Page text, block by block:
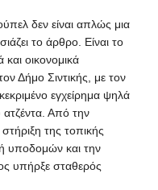
δεν είναι απλώς μια
το άρθρο. Είναι το
και οικονομικά
Δήμο Σιντικής, με τον
εγχείρημα ψηλά
ατζέντα. Από την
της τοπικής
υποδομών και την
υπήρξε σταθερός